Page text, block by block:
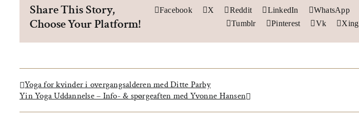
Share This Story,
Choose Your Platform!
Facebook X Reddit LinkedIn WhatsApp
Tumblr
Pinterest Vk Xing
Yoga for kvinder i overgangsalderen med Ditte Parby
Yin Yoga Uddannelse – Info- & spørgeaften med Yvonne Hansen